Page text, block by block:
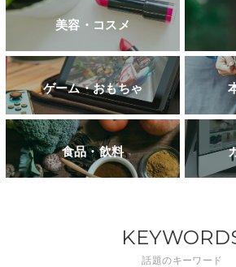
美容・コスメ
ゲーム・おもちゃ
食品・飲料
話題のキーワード